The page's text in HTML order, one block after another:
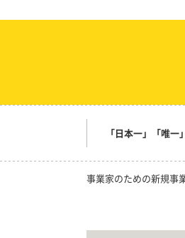
「日本一」「唯
事業家のための新規事